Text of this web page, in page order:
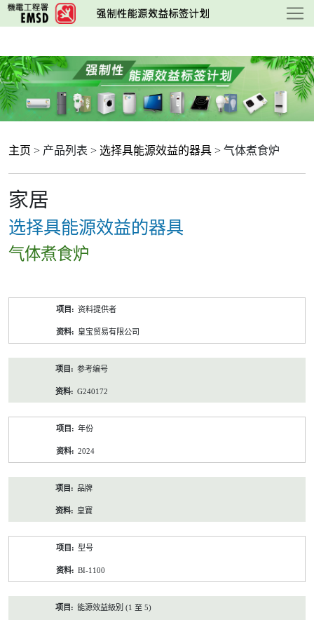
跳
至
要
内
容
主页 > 产品列表 > 选择具能源效益的器具 > 气体煮食炉
家居
选择具能源效益的器具
气体煮食炉
资料提供者
皇宝贸易有限公司
参考编号
G240172
年份
2024
品牌
皇寶
型号
BI-1100
能源效益級別 (1 至 5)